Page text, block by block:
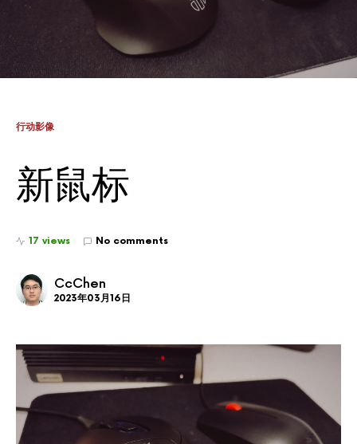
行动影像
新鼠标
17 views No comments
CcChen
2023年03月16日